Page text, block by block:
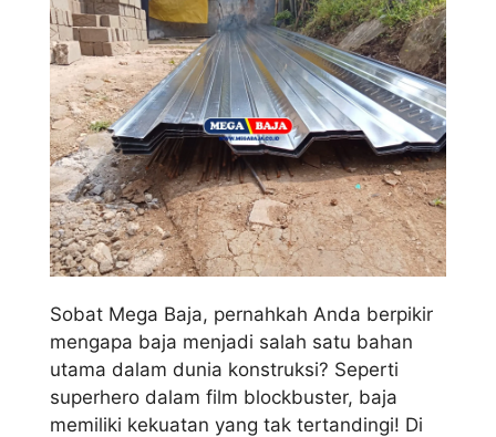
Sobat Mega Baja, pernahkah Anda berpikir
mengapa baja menjadi salah satu bahan
utama dalam dunia konstruksi? Seperti
superhero dalam film blockbuster, baja
memiliki kekuatan yang tak tertandingi! Di